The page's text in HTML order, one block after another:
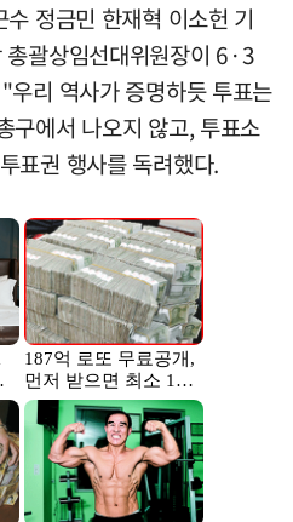
정금민 한재혁 이소헌 기
괄상임선대위원장이 6·3
리 역사가 증명하듯 투표는
구에서 나오지 않고, 투표소
표권 행사를 독려했다.